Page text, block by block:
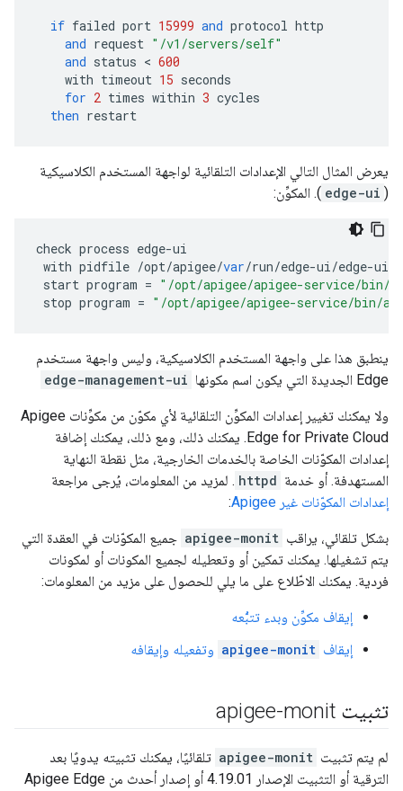
if failed port 15999 and protocol http
and request "/v1/servers/self"
and status < 600
with timeout 15 seconds
for 2 times within 3 cycles
then restart
يعرض المثال التالي الإعدادات التلقائية لواجهة المستخدم الكلاسيكية
(
edge-ui ). المكوِّن:
check process edge-ui
with pidfile /opt/apigee/var/run/edge-ui/edge-ui
start program = "/opt/apigee/apigee-service/bin/
stop program = "/opt/apigee/apigee-service/bin/
ينطبق هذا على واجهة المستخدم الكلاسيكية، وليس واجهة مستخدم
Edge الجديدة التي يكون اسم مكونها
edge-management-ui
ولا يمكنك تغيير إعدادات المكوِّن التلقائية لأي مكوّن من مكوِّنات Apigee
Edge for Private Cloud. يمكنك ذلك، ومع ذلك، يمكنك إضافة
إعدادات المكوّنات الخاصة بالخدمات الخارجية، مثل نقطة النهاية
المستهدفة. أو خدمة httpd . لمزيد من المعلومات، يُرجى مراجعة
إعدادات المكوّنات غير Apigee
:
بشكل تلقائي، يراقب apigee-monit جميع المكوّنات في العقدة التي
يتم تشغيلها. يمكنك تمكين أو وتعطيله لجميع المكونات أو لمكونات
فردية. يمكنك الاطّلاع على ما يلي للحصول على مزيد من المعلومات:
إيقاف مكوِّن وبدء تتبُّعه
إيقاف apigee-monit وتفعيله وإيقافه
تثبيت apigee-monit
لم يتم تثبيت apigee-monit تلقائيًا، يمكنك تثبيته يدويًا بعد
الترقية أو التثبيت الإصدار 4.19.01 أو إصدار أحدث من Apigee Edge